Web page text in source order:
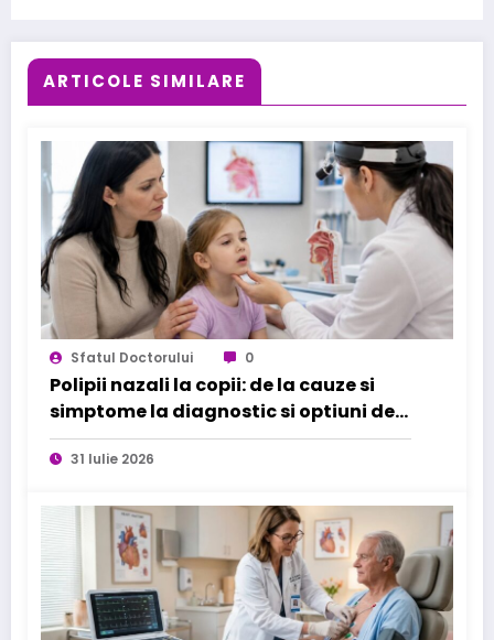
ARTICOLE SIMILARE
Sfatul Doctorului 0
Polipii nazali la copii: de la cauze si
simptome la diagnostic si optiuni de
tratament
31 Iulie 2026